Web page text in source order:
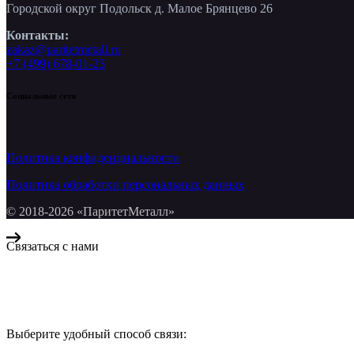
Городской округ Подольск д. Малое Брянцево 26
Контакты:
zakaz@paritetmetall.ru
+7 (499) 678-01-23
Социальные сети
Политика конфиденциальности
Политика обработки персональных данных
© 2018-2026 «ПаритетМеталл»
Связаться с нами
Выберите удобный способ связи: